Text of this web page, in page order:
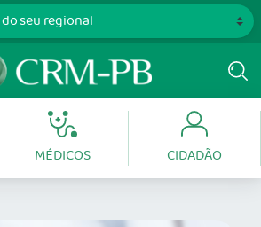
MÉDICOS CIDADÃO